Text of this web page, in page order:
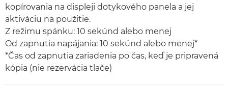
kopírovania na displeji dotykového panela a jej
aktiváciu na použitie.
Z režimu spánku: 10 sekúnd alebo menej
Od zapnutia napájania: 10 sekúnd alebo menej*
*Čas od zapnutia zariadenia po čas, keď je pripravená
kópia (nie rezervácia tlače)